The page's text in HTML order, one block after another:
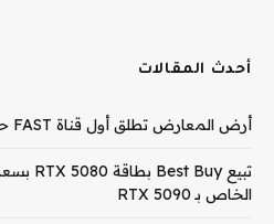
أحدث المقالات
أرض المعارض تطلق أول قناة FAST حصرية للذكاء الاصطناعي
الخاص بـ RTX 5090